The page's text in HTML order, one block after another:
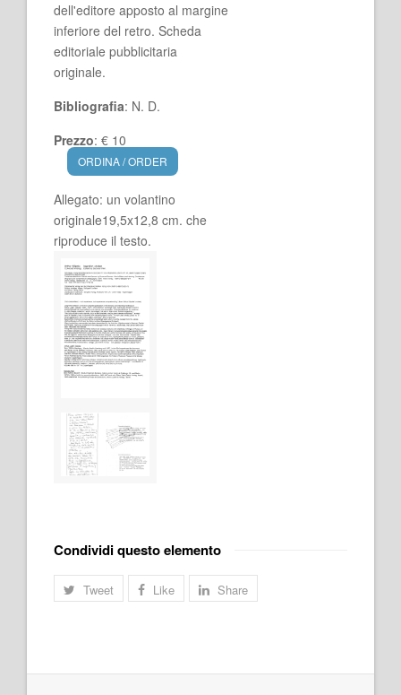
dell'editore apposto al margine
inferiore del retro. Scheda
editoriale pubblicitaria
originale.
Bibliografia: N. D.
Prezzo: € 10
ORDINA / ORDER
Allegato: un volantino
originale19,5x12,8 cm. che
riproduce il testo.
Condividi questo elemento
Tweet Like Share